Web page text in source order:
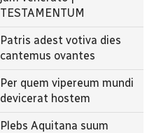
TESTAMENTUM
Patris adest votiva dies
cantemus ovantes
Per quem vipereum mundi
devicerat hostem
Plebs Aquitana suum